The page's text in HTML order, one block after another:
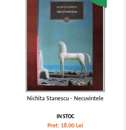
Nichita Stanescu - Necuvintele
IN STOC
Pret: 18,00 Lei